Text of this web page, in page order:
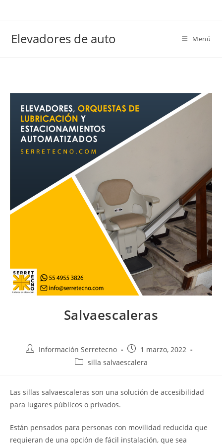
Elevadores de auto Menú
Salvaescaleras
Información Serretecno
1 marzo, 2022
silla salvaescalera
Las sillas salvaescaleras son una solución de accesibilidad
para lugares públicos o privados.
Están pensados para personas con movilidad reducida que
requieran de una opción de fácil instalación, que sea